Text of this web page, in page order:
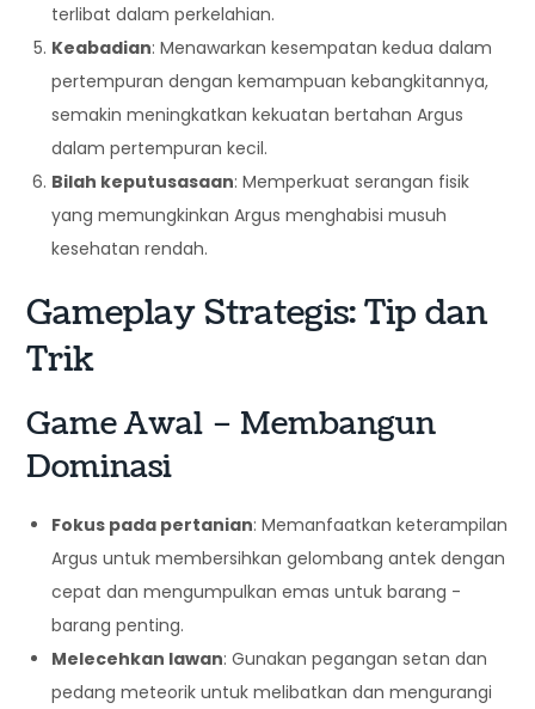
terlibat dalam perkelahian.
Keabadian: Menawarkan kesempatan kedua dalam
pertempuran dengan kemampuan kebangkitannya,
semakin meningkatkan kekuatan bertahan Argus
dalam pertempuran kecil.
Bilah keputusasaan: Memperkuat serangan fisik
yang memungkinkan Argus menghabisi musuh
kesehatan rendah.
Gameplay Strategis: Tip dan
Trik
Game Awal – Membangun
Dominasi
Fokus pada pertanian: Memanfaatkan keterampilan
Argus untuk membersihkan gelombang antek dengan
cepat dan mengumpulkan emas untuk barang -
barang penting.
Melecehkan lawan: Gunakan pegangan setan dan
pedang meteorik untuk melibatkan dan mengurangi